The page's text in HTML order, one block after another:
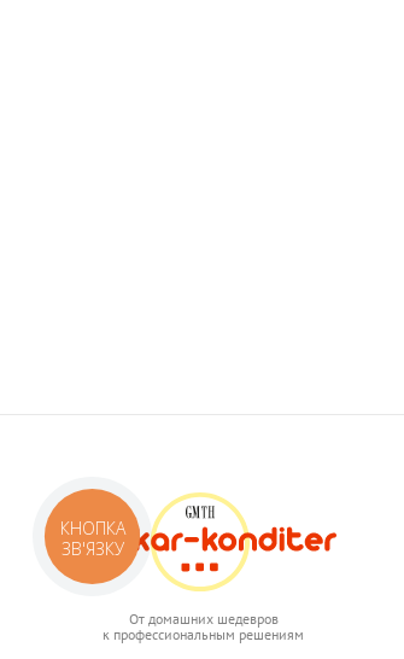
От домашних шедевров
к профессиональным решениям
КНОПКА
ЗВ'ЯЗКУ